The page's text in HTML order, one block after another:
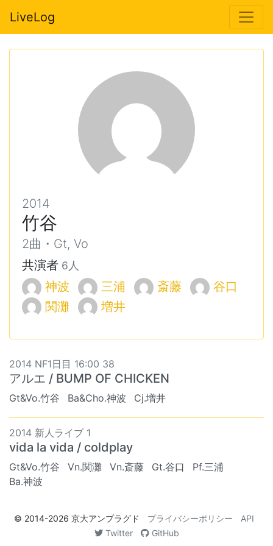
LiveLog
2014
竹谷
2曲・Gt, Vo
共演者 6人
神波 三浦 斎藤
谷口
関灘
増井
2014 NF1日目 16:00 38
アルエ / BUMP OF CHICKEN
Gt&Vo.竹谷 Ba&Cho.神波 Cj.増井
2014 新人ライブ 1
vida la vida / coldplay
Gt&Vo.竹谷 Vn.関灘 Vn.斎藤 Gt.谷口
Pf.三浦
Ba.神波
© 2014-2026 京大アンプラグド プライバシーポリシー
API
Twitter
GitHub